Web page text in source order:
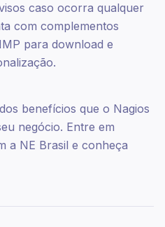
caso ocorra qualquer
com complementos
para download e
benefícios que o Nagios
negócio. Entre em
a NE Brasil e conheça